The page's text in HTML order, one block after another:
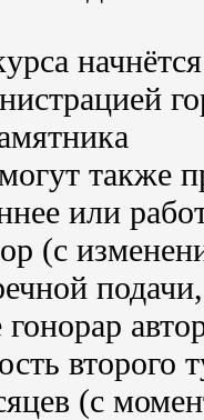
также
или
(с
второго
(с